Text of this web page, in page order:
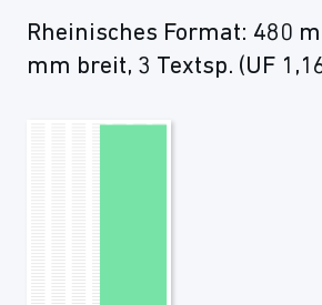
Rheinisches Format: 480
mm breit, 3 Textsp. (UF